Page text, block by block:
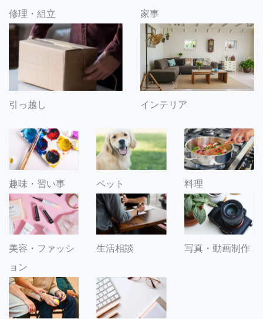
修理・組立 家事
引っ越し インテリア
趣味・習い事 ペット 料理
美容・ファッシ
ョン
生活相談 写真・動画制作